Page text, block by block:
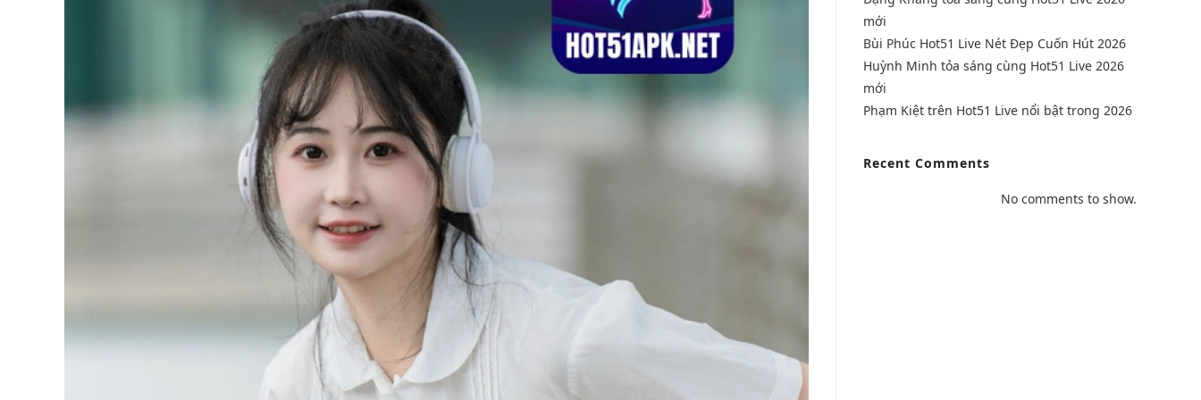
mới
Bùi Phúc Hot51 Live Nét Đẹp Cuốn Hút 2026
Huỳnh Minh tỏa sáng cùng Hot51 Live 2026
mới
Phạm Kiệt trên Hot51 Live nổi bật trong 2026
Recent Comments
No comments to show.